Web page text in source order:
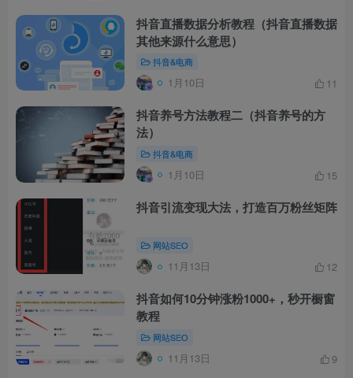
抖音直播数据分析教程（抖音直播数据
其他来源什么意思）
抖音&电商
1月10日 11
抖音养号方法教程二（抖音养号的方
法）
抖音&电商
1月10日 15
抖音引流变现大法，打造百万粉丝矩阵
网站SEO
11月13日 12
抖音如何10分钟涨粉1000+，秒开橱窗
教程
网站SEO
11月13日 9